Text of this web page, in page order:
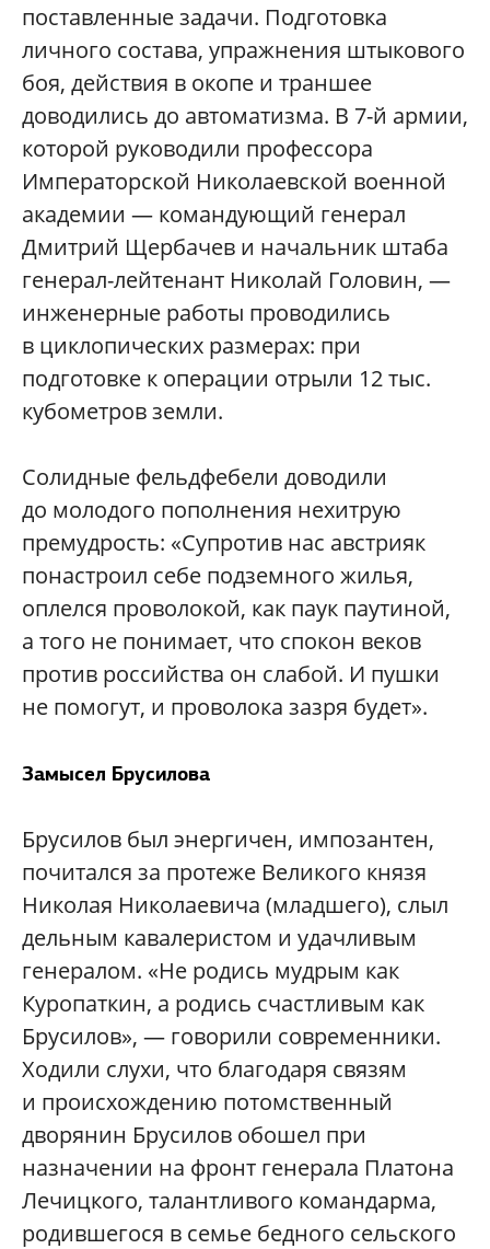
поставленные задачи. Подготовка
личного состава, упражнения штыкового
боя, действия в окопе и траншее
доводились до автоматизма. В 7-й армии,
которой руководили профессора
Императорской Николаевской военной
академии — командующий генерал
Дмитрий Щербачев и начальник штаба
генерал-лейтенант Николай Головин, —
инженерные работы проводились
в циклопических размерах: при
подготовке к операции отрыли 12 тыс.
кубометров земли.
Солидные фельдфебели доводили
до молодого пополнения нехитрую
премудрость: «Супротив нас австрияк
понастроил себе подземного жилья,
оплелся проволокой, как паук паутиной,
а того не понимает, что спокон веков
против российства он слабой. И пушки
не помогут, и проволока зазря будет».
Замысел Брусилова
Брусилов был энергичен, импозантен,
почитался за протеже Великого князя
Николая Николаевича (младшего), слыл
дельным кавалеристом и удачливым
генералом. «Не родись мудрым как
Куропаткин, а родись счастливым как
Брусилов», — говорили современники.
Ходили слухи, что благодаря связям
и происхождению потомственный
дворянин Брусилов обошел при
назначении на фронт генерала Платона
Лечицкого, талантливого командарма,
родившегося в семье бедного сельского